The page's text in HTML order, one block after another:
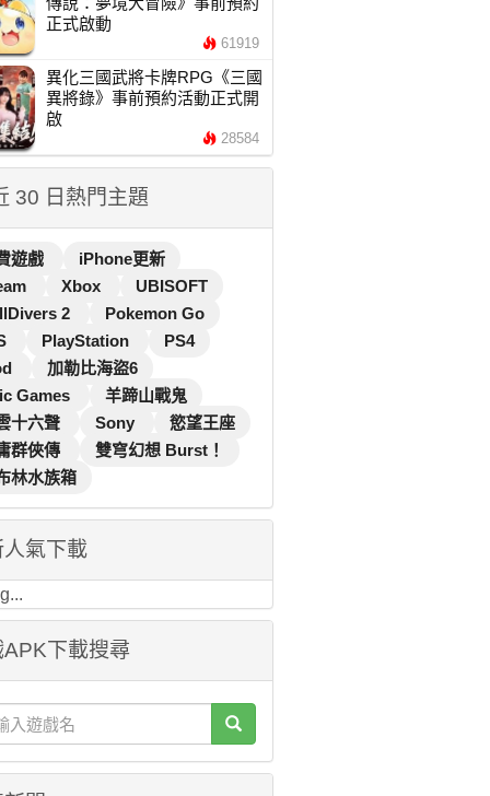
正式啟動
61919
異化三國武將卡牌RPG《三國
異將錄》事前預約活動正式開
啟
28584
30 日熱門主題
遊戲
iPhone更新
Xbox
UBISOFT
2
Pokemon Go
PlayStation
PS4
加勒比海盜6
Games
羊蹄山戰鬼
十六聲
Sony
慾望王座
群俠傳
雙穹幻想 Burst！
林水族箱
氣下載
下載搜尋